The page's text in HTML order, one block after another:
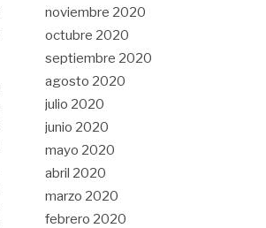
noviembre 2020
octubre 2020
septiembre 2020
agosto 2020
julio 2020
junio 2020
mayo 2020
abril 2020
marzo 2020
febrero 2020